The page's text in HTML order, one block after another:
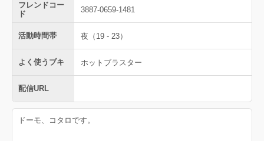
フレンドコー
ド
3887-0659-1481
活動時間帯 夜（19 - 23）
よく使うブキ ホットブラスター
配信URL
ドーモ、コタロです。